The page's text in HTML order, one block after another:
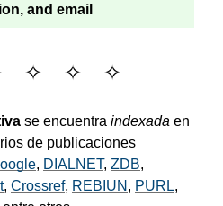
and email
se encuentra indexada en
de publicaciones
, DIALNET, ZDB,
, Crossref, REBIUN , PURL,